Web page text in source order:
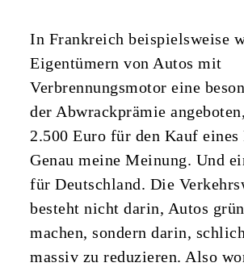
In Frankreich beispielsweise
Eigentümern von Autos mit
Verbrennungsmotor eine
der Abwrackprämie
2.500 Euro für den Kauf eines
Genau meine Meinung. Und
für Deutschland. Die
besteht nicht darin, Autos
machen, sondern darin,
massiv zu reduzieren. Also